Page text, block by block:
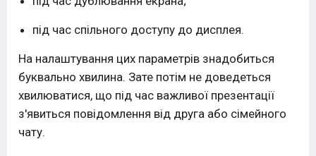
під час спільного доступу до дисплея.
На налаштування цих параметрів знадобиться
буквально хвилина. Зате потім не доведеться
хвилюватися, що під час важливої презентації
з'явиться повідомлення від друга або сімейного
чату.